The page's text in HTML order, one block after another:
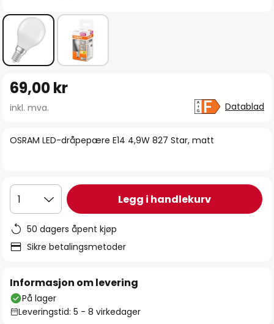
begynnelsen
bildegalleri
OSRAM LED-dråpepære E14 4,9W 827 Star, matt
69,00 kr
inkl. mva. Datablad
1 Legg i handlekurv
50 dagers åpent kjøp
Sikre betalingsmetoder
Informasjon om levering
På lager
Leveringstid: 5 - 8 virkedager